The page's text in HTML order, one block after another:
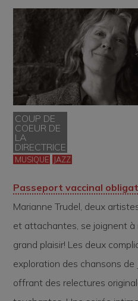
COUP DE
COEUR DE
LA
DIRECTRICE
MUSIQUE JAZZ
Passeport vaccinal
Marianne Trudel, deux
et attachantes, se joignent
grand plaisir! Les deux
exploration des chansons de
offrant des relectures